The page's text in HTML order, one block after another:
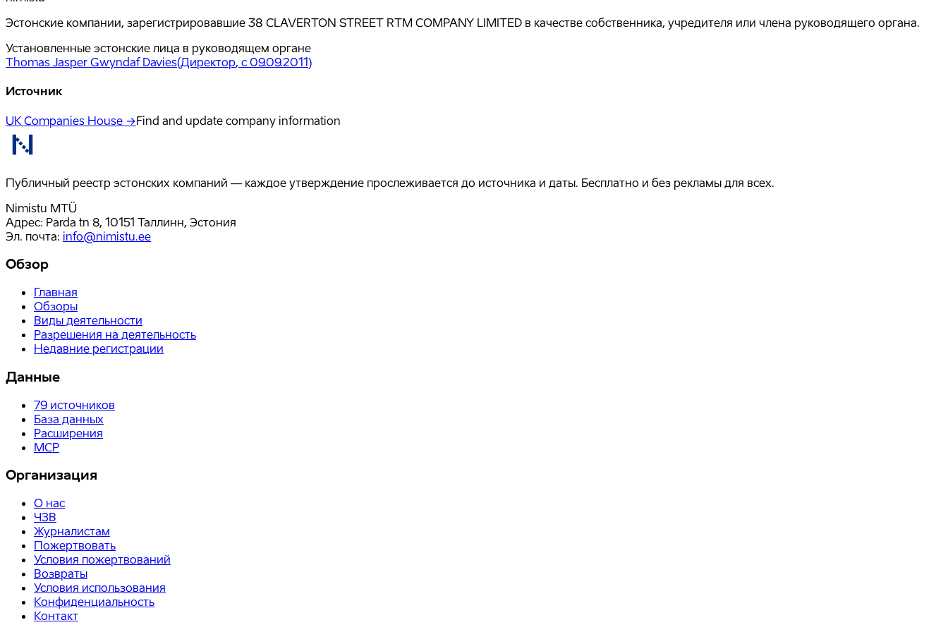
Эстонские компании, зарегистрировавшие 38 CLAVERTON STREET RTM COMPANY LIMITED в качестве собственника, учредителя или члена руководящего органа.
Установленные эстонские лица в руководящем органе
Thomas Jasper Gwyndaf Davies(Директор, с 09.09.2011)
Источник
UK Companies House →Find and update company information
Публичный реестр эстонских компаний — каждое утверждение прослеживается до источника и даты. Бесплатно и без рекламы для всех.
Nimistu MTÜ
Адрес: Parda tn 8, 10151 Таллинн, Эстония
Эл. почта: info@nimistu.ee
Обзор
Главная
Обзоры
Виды деятельности
Разрешения на деятельность
Недавние регистрации
Данные
79 источников
База данных
Расширения
MCP
Организация
О нас
ЧЗВ
Журналистам
Пожертвовать
Условия пожертвований
Возвраты
Условия использования
Конфиденциальность
Контакт